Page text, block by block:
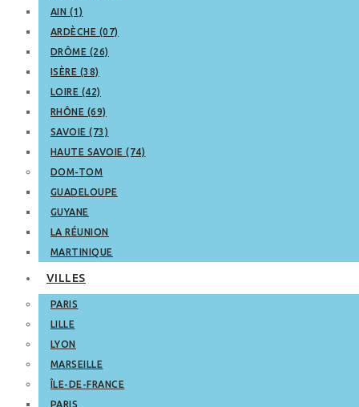
AIN (1)
ARDÈCHE (07)
DRÔME (26)
ISÈRE (38)
LOIRE (42)
RHÔNE (69)
SAVOIE (73)
HAUTE SAVOIE (74)
DOM-TOM
GUADELOUPE
GUYANE
LA RÉUNION
MARTINIQUE
VILLES
PARIS
LILLE
LYON
MARSEILLE
ÎLE-DE-FRANCE
PARIS